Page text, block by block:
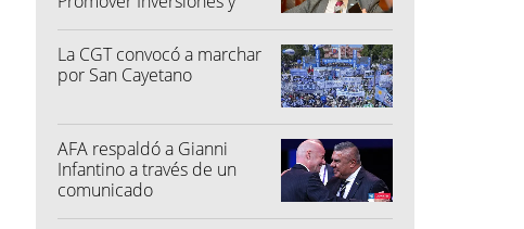
La CGT convocó a marchar
por San Cayetano
AFA respaldó a Gianni
Infantino a través de un
comunicado